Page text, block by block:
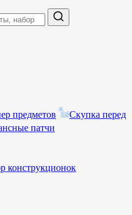
предметов
Скупка перед
патчи
конструкционок